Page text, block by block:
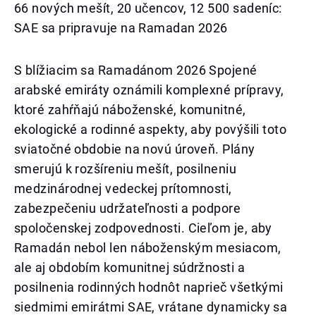
66 nových mešít, 20 učencov, 12 500 sadeníc:
SAE sa pripravuje na Ramadan 2026
S blížiacim sa Ramadánom 2026 Spojené
arabské emiráty oznámili komplexné prípravy,
ktoré zahŕňajú náboženské, komunitné,
ekologické a rodinné aspekty, aby povýšili toto
sviatočné obdobie na novú úroveň. Plány
smerujú k rozšíreniu mešít, posilneniu
medzinárodnej vedeckej prítomnosti,
zabezpečeniu udržateľnosti a podpore
spoločenskej zodpovednosti. Cieľom je, aby
Ramadán nebol len náboženským mesiacom,
ale aj obdobím komunitnej súdržnosti a
posilnenia rodinných hodnôt naprieč všetkými
siedmimi emirátmi SAE, vrátane dynamicky sa